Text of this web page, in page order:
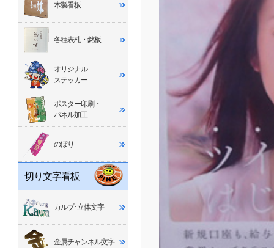
木製看板
各種表札・銘板
オリジナル
ステッカー
ポスター印刷・
パネル加工
のぼり
切り文字看板
カルプ･立体文字
金属チャンネル文字